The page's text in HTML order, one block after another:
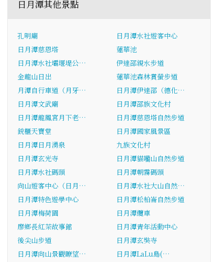
日月潭其他景點
孔明廟
日月潭水社遊客中心
日月潭慈恩塔
蓮華池
日月潭水社壩堰堤公…
伊達邵親水步道
金龍山日出
蓮華池森林賞螢步道
月潭自行車道（月牙…
日月潭伊達邵（德化…
日月潭文武廟
日月潭邵族文化村
日月潭龍鳳宮月下老…
日月潭慈恩塔自然步道
銃櫃天寶堂
日月潭國家風景區
日月潭日月湧泉
九族文化村
日月潭玄光寺
日月潭貓囒山自然步道
日月潭水社碼頭
日月潭朝霧碼頭
向山遊客中心（日月…
日月潭水社大山自然…
日月潭特色遊學中心
日月潭松柏崙自然步道
日月潭梅荷園
日月潭纜車
廖鄉長紅茶故事館
日月潭青年活動中心
後尖山步道
日月潭玄奘寺
日月潭向山景觀瞭望…
日月潭LaLu島(…